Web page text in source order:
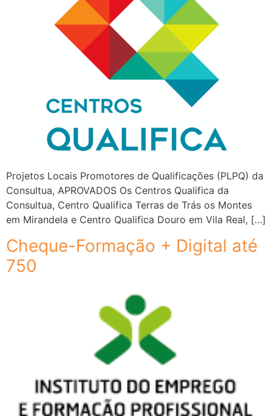
Projetos Locais Promotores de Qualificações (PLPQ) da
Consultua, APROVADOS Os Centros Qualifica da
Consultua, Centro Qualifica Terras de Trás os Montes
em Mirandela e Centro Qualifica Douro em Vila Real, […]
Cheque-Formação + Digital até
750